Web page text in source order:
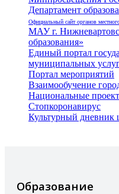
Департамент
Официальный сайт органов
МАУ г.
образования»
Единый портал
муниципальных
Портал мероприятий
Взаимообучение
Национальные
Стопкоронавирус
Культурный дневник
Образование